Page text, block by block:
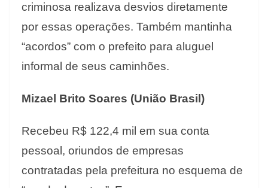
criminosa realizava desvios diretamente
por essas operações. Também mantinha
“acordos” com o prefeito para aluguel
informal de seus caminhões.
Mizael Brito Soares (União Brasil)
Recebeu R$ 122,4 mil em sua conta
pessoal, oriundos de empresas
contratadas pela prefeitura no esquema de